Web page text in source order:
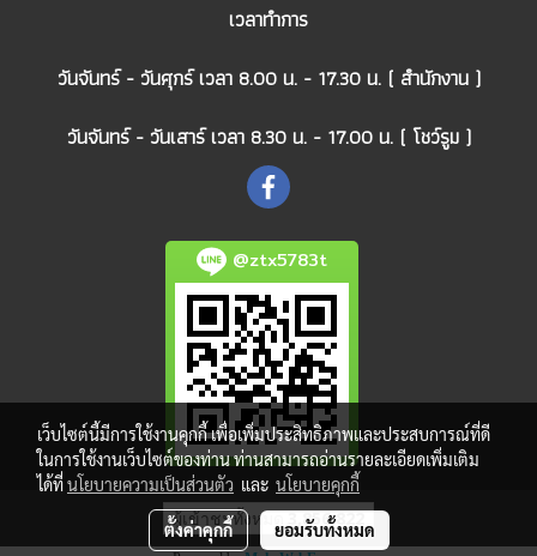
เวลาทำการ
วันจันทร์ - วันศุกร์ เวลา 8.00 น. - 17.30 น. ( สำนักงาน )
วันจันทร์ - วันเสาร์ เวลา 8.30 น. - 17.00 น. ( โชว์รูม )
@ztx5783t
ผู้เข้าชมวันนี้ 1,111
เว็บไซต์นี้มีการใช้งานคุกกี้ เพื่อเพิ่มประสิทธิภาพและประสบการณ์ที่ดี
ในการใช้งานเว็บไซต์ของท่าน ท่านสามารถอ่านรายละเอียดเพิ่มเติม
ได้ที่นโยบายความเป็นส่วนตัว และ นโยบายคุกกี้
ตั้งค่าคุกกี้ ยอมรับทั้งหมด